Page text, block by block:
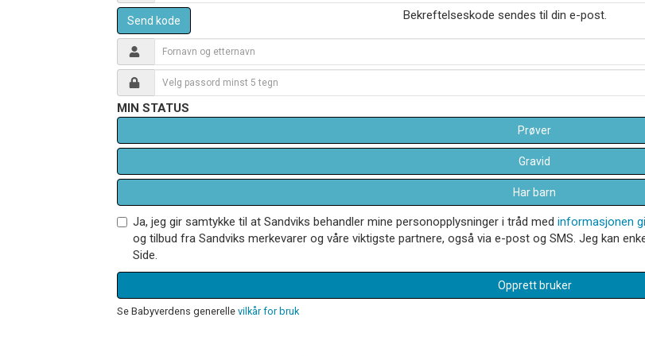
Send kode Bekreftelseskode sendes til din e-post.
MIN STATUS
Prøver
Gravid
Har barn
Ja, jeg gir samtykke til at Sandviks behandler mine personopplysninger i tråd med informasjonen
og tilbud fra Sandviks merkevarer og våre viktigste partnere, også via e-post og SMS. Jeg kan
Side.
Opprett bruker
Se Babyverdens generelle vilkår for bruk